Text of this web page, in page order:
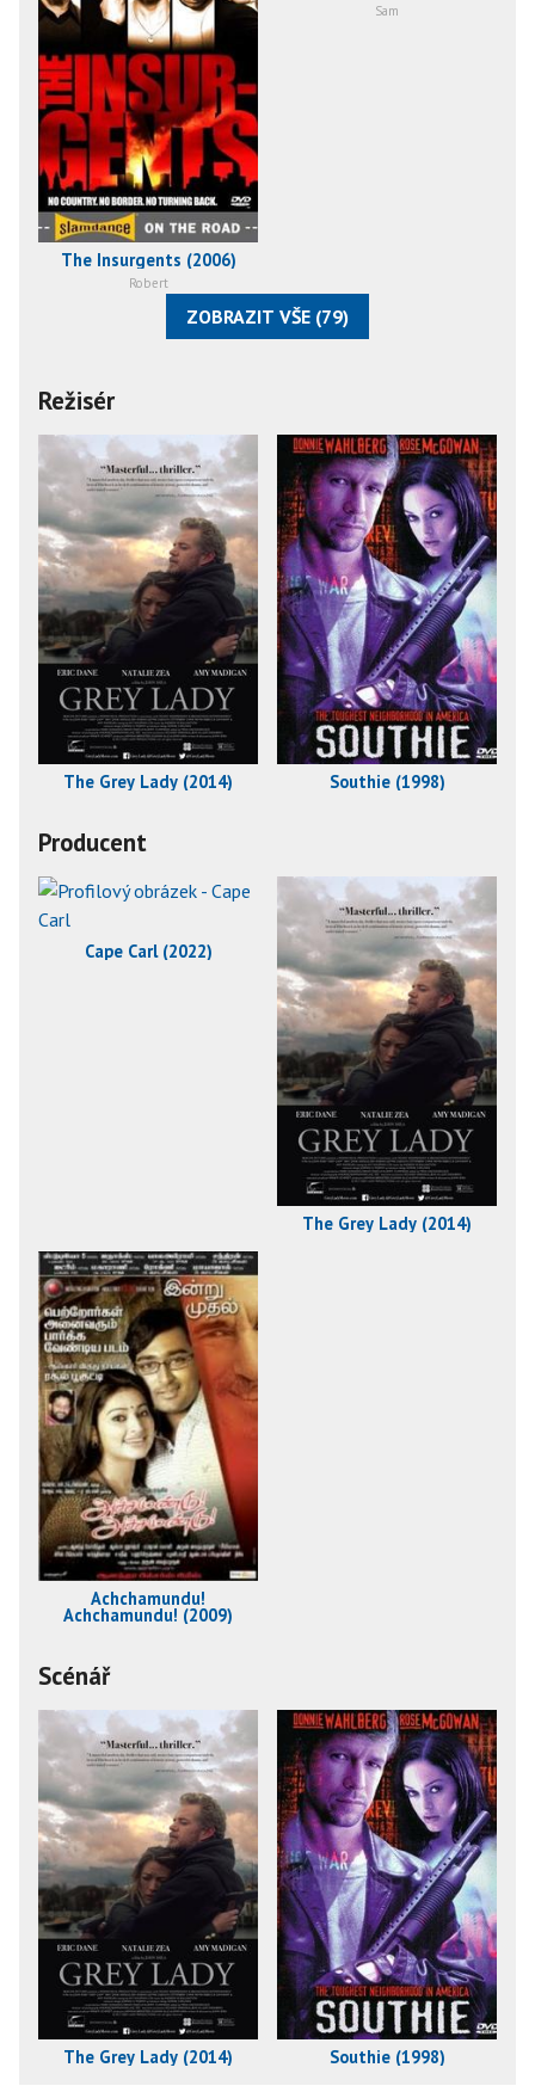
The Insurgents (2006)
Robert
Sam
ZOBRAZIT VŠE (79)
Režisér
The Grey Lady (2014) Southie (1998)
Producent
Cape Carl (2022)
The Grey Lady (2014)
Achchamundu!
Achchamundu! (2009)
Scénář
The Grey Lady (2014) Southie (1998)